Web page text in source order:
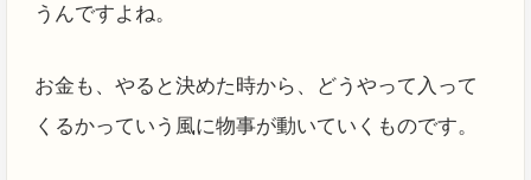
うんですよね。
お金も、やると決めた時から、どうやって入って
くるかっていう風に物事が動いていくものです。